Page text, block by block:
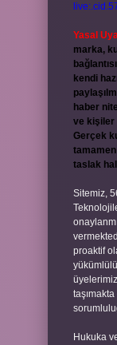
Yasal
marka,
kendi
haber
ve kişiler
Gerçek
taslak
Sitemiz,
proaktif
Hukuka